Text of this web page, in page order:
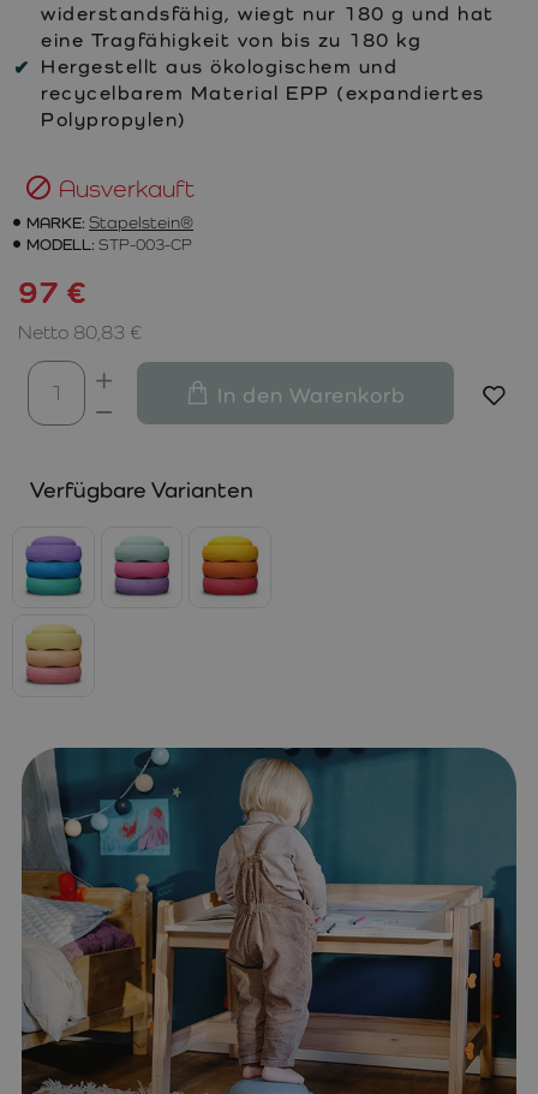
widerstandsfähig, wiegt nur 180 g und hat
eine Tragfähigkeit von bis zu 180 kg
Hergestellt aus ökologischem und
recycelbarem Material EPP (expandiertes
Polypropylen)
Ausverkauft
MARKE: Stapelstein®
MODELL: STP-003-CP
97 €
Netto 80,83 €
In den Warenkorb
Verfügbare Varianten